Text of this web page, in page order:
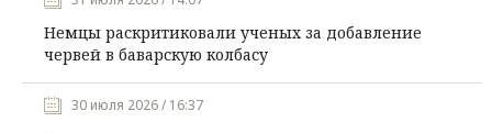
Немцы раскритиковали ученых за добавление
червей в баварскую колбасу
30 июля 2026 / 16:37